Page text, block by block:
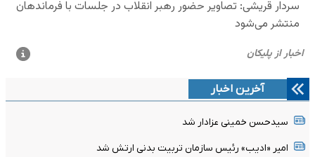
آخرین اخبار
سیدحسن خمینی عزادار شد
امیر «ادیب» رئیس سازمان تربیت بدنی ارتش شد